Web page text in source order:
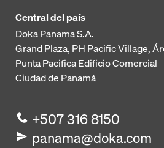
Central del país
Doka Panama S.A.
Grand Plaza, PH Pacific Village,
Punta PacificaEdificio Comercial
Ciudad de Panamá
+507 316 8150
panama@doka.com